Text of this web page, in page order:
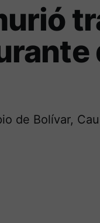
de Bolívar,